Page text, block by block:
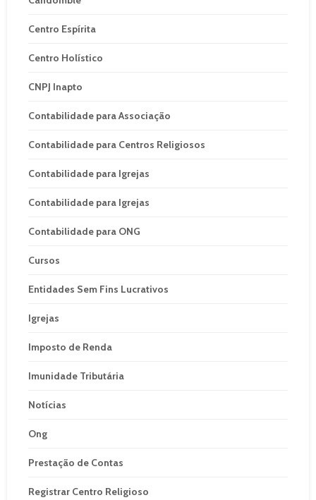
Centro Espírita
Centro Holístico
CNPJ Inapto
Contabilidade para Associação
Contabilidade para Centros Religiosos
Contabilidade para Igrejas
Contabilidade para Igrejas
Contabilidade para ONG
Cursos
Entidades Sem Fins Lucrativos
Igrejas
Imposto de Renda
Imunidade Tributária
Notícias
Ong
Prestação de Contas
Registrar Centro Religioso